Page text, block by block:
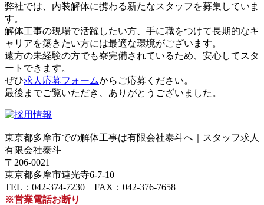
弊社では、内装解体に携わる新たなスタッフを募集していま
す。
解体工事の現場で活躍したい方、手に職をつけて長期的なキ
ャリアを築きたい方には最適な環境がございます。
遠方の未経験の方でも寮完備されているため、安心してスタ
ートできます。
ぜひ求人応募フォームからご応募ください。
最後までご覧いただき、ありがとうございました。
東京都多摩市での解体工事は有限会社泰斗へ｜スタッフ求人
有限会社泰斗
〒206-0021
東京都多摩市連光寺6-7-10
TEL：042-374-7230 FAX：042-376-7658
※営業電話お断り